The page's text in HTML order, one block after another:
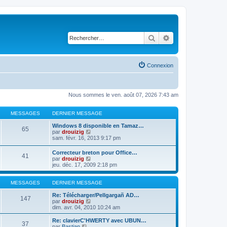
Rechercher
Connexion
Nous sommes le ven. août 07, 2026 7:43 am
MESSAGES DERNIER MESSAGE
65
Windows 8 disponible en Tamaz…
par drouizig
o
u
l
t
e
r
l
d
e
r
n
i
sam. févr. 16, 2013 9:17 pm
41
Correcteur breton pour Office…
par drouizig
o
n
s
u
l
t
r
l
e
jeu. déc. 17, 2009 2:18 pm
MESSAGES DERNIER MESSAGE
147
Re: Télécharger/Pellgargañ AD…
par drouizig
o
n
s
dim. avr. 04, 2010 10:24 am
37
Re: clavierC'HWERTY avec UBUN…